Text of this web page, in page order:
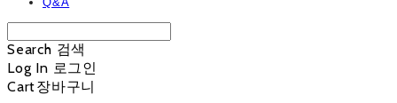
Search 검색
Log In 로그인
Cart장바구니